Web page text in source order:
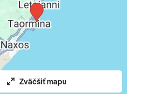
sadza pobytových táx bude
informáciach k zájazdu)
Zväčšiť mapu